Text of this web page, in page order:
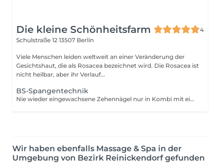
Die kleine Schönheitsfarm
4
Schulstraße 12 13507 Berlin
Viele Menschen leiden weltweit an einer Veränderung der
Gesichtshaut, die als Rosacea bezeichnet wird. Die Rosacea ist
nicht heilbar, aber ihr Verlauf...
BS-Spangentechnik
Nie wieder eingewachsene Zehennägel nur in Kombi mit einer Kosmetikbehandlung
Wir haben ebenfalls Massage & Spa in der
Umgebung von Bezirk Reinickendorf gefunden